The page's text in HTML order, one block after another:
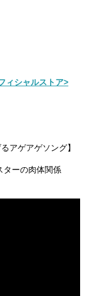
ィシャルストア>
アゲアゲソング】
ターの肉体関係